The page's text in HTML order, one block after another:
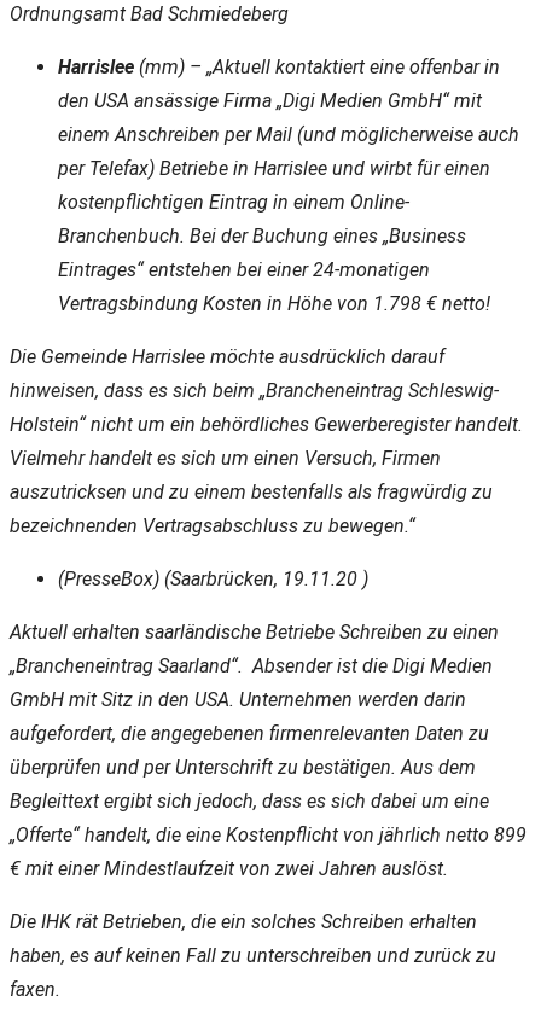
Ordnungsamt Bad Schmiedeberg
Harrislee (mm) – „Aktuell kontaktiert eine offenbar in
den USA ansässige Firma „Digi Medien GmbH“ mit
einem Anschreiben per Mail (und möglicherweise auch
per Telefax) Betriebe in Harrislee und wirbt für einen
kostenpflichtigen Eintrag in einem Online-
Branchenbuch. Bei der Buchung eines „Business
Eintrages“ entstehen bei einer 24-monatigen
Vertragsbindung Kosten in Höhe von 1.798 € netto!
Die Gemeinde Harrislee möchte ausdrücklich darauf
hinweisen, dass es sich beim „Brancheneintrag Schleswig-
Holstein“ nicht um ein behördliches Gewerberegister handelt.
Vielmehr handelt es sich um einen Versuch, Firmen
auszutricksen und zu einem bestenfalls als fragwürdig zu
bezeichnenden Vertragsabschluss zu bewegen.“
(PresseBox) (Saarbrücken, 19.11.20 )
Aktuell erhalten saarländische Betriebe Schreiben zu einen
„Brancheneintrag Saarland“. Absender ist die Digi Medien
GmbH mit Sitz in den USA. Unternehmen werden darin
aufgefordert, die angegebenen firmenrelevanten Daten zu
überprüfen und per Unterschrift zu bestätigen. Aus dem
Begleittext ergibt sich jedoch, dass es sich dabei um eine
„Offerte“ handelt, die eine Kostenpflicht von jährlich netto 899
€ mit einer Mindestlaufzeit von zwei Jahren auslöst.
Die IHK rät Betrieben, die ein solches Schreiben erhalten
haben, es auf keinen Fall zu unterschreiben und zurück zu
faxen.